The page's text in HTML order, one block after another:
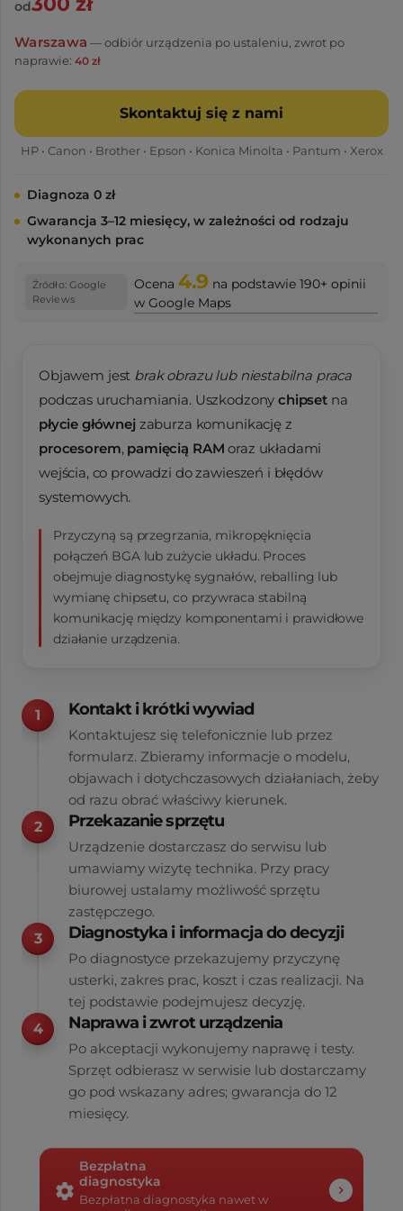
od
Warszawa — odbiór urządzenia po ustaleniu, zwrot po
naprawie: 40 zł
Skontaktuj się z nami
HP • Canon • Brother • Epson • Konica Minolta • Pantum • Xerox
Diagnoza 0 zł
Gwarancja 3–12 miesięcy, w zależności od rodzaju
wykonanych prac
Ocena4.9 na podstawie 190+ opinii
w Google Maps
Objawem jest brak obrazu lub niestabilna praca
podczas uruchamiania. Uszkodzonychipset na
płycie głównejzaburza komunikację z
procesorem, pamięcią RAM oraz układami
wejścia, co prowadzi do zawieszeń i błędów
systemowych.
Przyczyną są przegrzania, mikropęknięcia
połączeń BGA lub zużycie układu. Proces
obejmuje diagnostykę sygnałów, reballing lub
wymianę chipsetu, co przywraca stabilną
komunikację między komponentami i prawidłowe
działanie urządzenia.
Kontakt i krótki wywiad
Kontaktujesz się telefonicznie lub przez
formularz. Zbieramy informacje o modelu,
objawach i dotychczasowych działaniach, żeby
od razu obrać właściwy kierunek.
Przekazanie sprzętu
Urządzenie dostarczasz do serwisu lub
umawiamy wizytę technika. Przy pracy
biurowej ustalamy możliwość sprzętu
zastępczego.
Diagnostyka i informacja do decyzji
Po diagnostyce przekazujemy przyczynę
usterki, zakres prac, koszt i czas realizacji. Na
tej podstawie podejmujesz decyzję.
Naprawa i zwrot urządzenia
Po akceptacji wykonujemy naprawę i testy.
Sprzęt odbierasz w serwisie lub dostarczamy
go pod wskazany adres; gwarancja do 12
miesięcy.
settings
Bezpłatna
diagnostyka
Bezpłatna diagnostyka nawet w
chevron_right